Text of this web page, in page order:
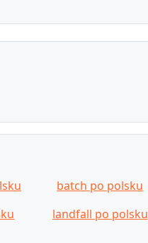
batch po polsku
landfall po polsku